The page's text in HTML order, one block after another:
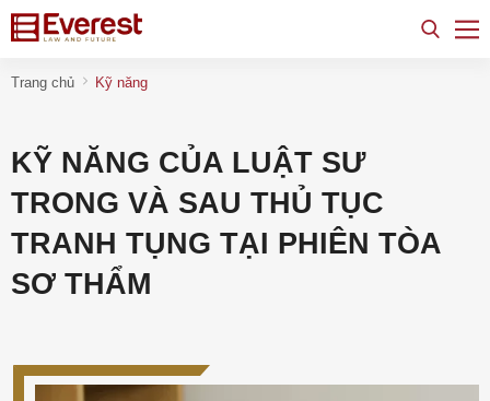
Trang chủ Kỹ năng
KỸ NĂNG CỦA LUẬT SƯ
TRONG VÀ SAU THỦ TỤC
TRANH TỤNG TẠI PHIÊN TÒA
SƠ THẨM